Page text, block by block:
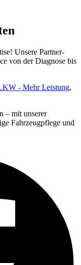
Unsere Partner-
von der Diagnose bis
– mit unserer
Fahrzeugpflege und